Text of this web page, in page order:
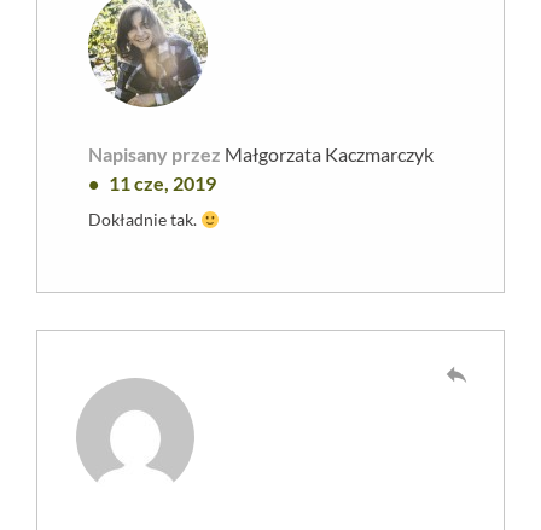
Napisany przez Małgorzata Kaczmarczyk
11 cze, 2019
Dokładnie tak.
reply